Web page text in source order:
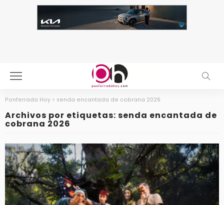
Ponferrada Hoy > senda encantada de cobrana 2026
Archivos por etiquetas: senda encantada de
cobrana 2026